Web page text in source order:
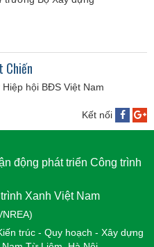
Chiến
hội BĐS Việt Nam
Tuấn Anh
ty Quản lý quỹ Vietinbank
Kết nối
động phát triển Công trình
Xanh Việt Nam
trúc - Quy hoạch - Xây dựng